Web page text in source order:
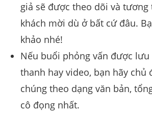
giả sẽ được theo dõi và tương
khách mời dù ở bất cứ đâu.
khảo nhé!
Nếu buổi phỏng vấn được
thanh hay video, bạn hãy chủ
chúng theo dạng văn bản,
cô đọng nhất.